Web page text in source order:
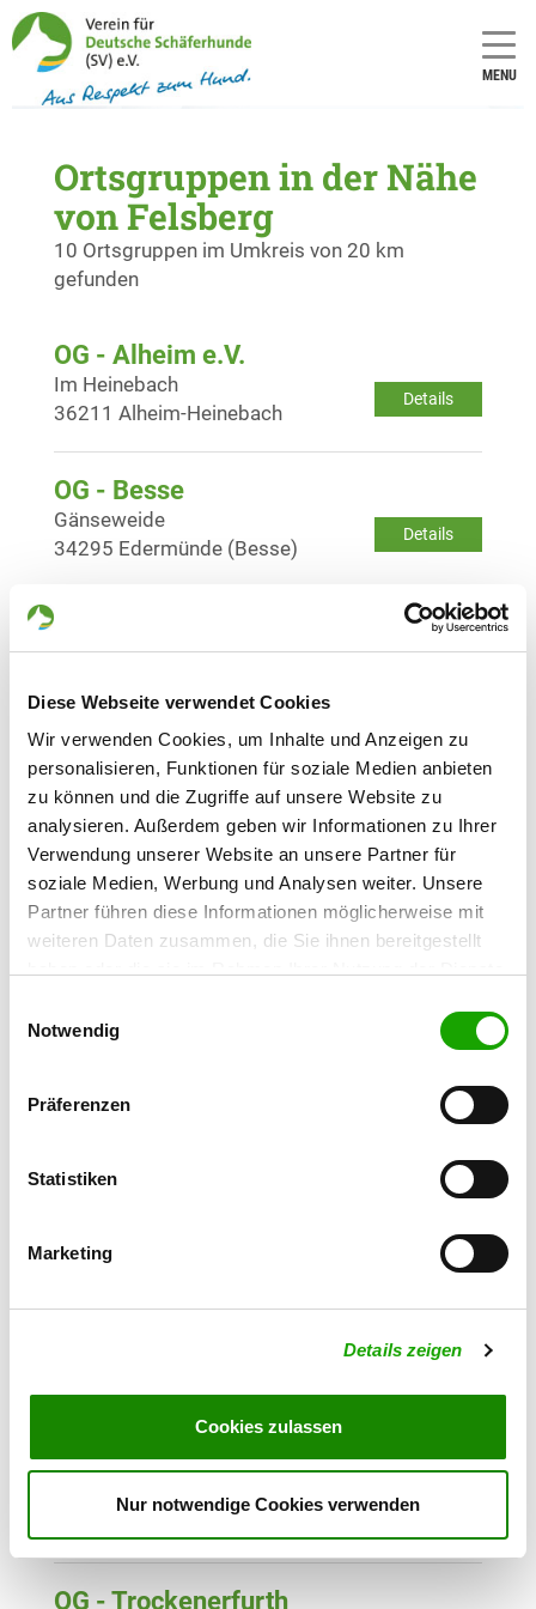
Diese Webseite verwendet Cookies
Wir verwenden Cookies, um Inhalte und Anzeigen zu
personalisieren, Funktionen für soziale Medien anbieten
zu können und die Zugriffe auf unsere Website zu
analysieren. Außerdem geben wir Informationen zu Ihrer
Verwendung unserer Website an unsere Partner für
soziale Medien, Werbung und Analysen weiter. Unsere
Partner führen diese Informationen möglicherweise mit
weiteren Daten zusammen, die Sie ihnen bereitgestellt
Cookies, wenn Sie unsere Webseite weiterhin nutzen.
Notwendig
Präferenzen
Statistiken
Marketing
Details zeigen
Cookies zulassen
Nur notwendige Cookies verwenden
MENU
Ortsgruppen in der Nähe
von Felsberg
10 Ortsgruppen im Umkreis von 20 km
gefunden
OG - Alheim e.V.
Details
Im Heinebach
36211 Alheim-Heinebach
OG - Besse
Details
Gänseweide
34295 Edermünde (Besse)
Braasstraße
OG - Heiligenberg, Sitz Gensungen
Details
34587 Felsberg-Gensungen
OG - Homberg (EFZE)
Details
Am Stadion
34576 Homberg
OG - Kassel-Niederzwehren e.V.
OG - Melsungen
OG - Schauenburg
Details
OG - Fuldabrück e.V.
Details
Glockenhofweg
OG - Trockenerfurth